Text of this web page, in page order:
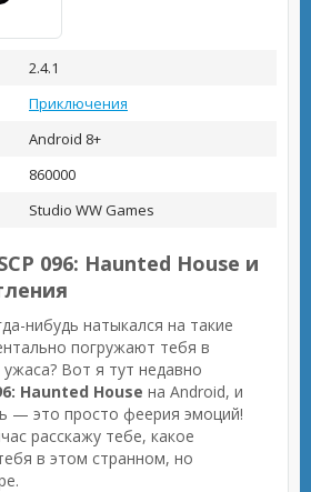
2.4.1
Приключения
Android 8+
860000
Studio WW Games
096: Haunted House и
нибудь натыкался на такие
погружают тебя в
Вот я тут недавно
Haunted House на Android, и
— это просто феерия эмоций!
расскажу тебе, какое
в этом странном, но